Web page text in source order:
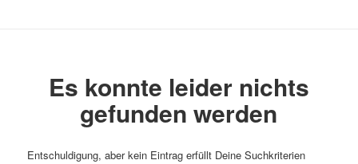
Es konnte leider nichts
gefunden werden
Entschuldigung, aber kein Eintrag erfüllt Deine Suchkriterien